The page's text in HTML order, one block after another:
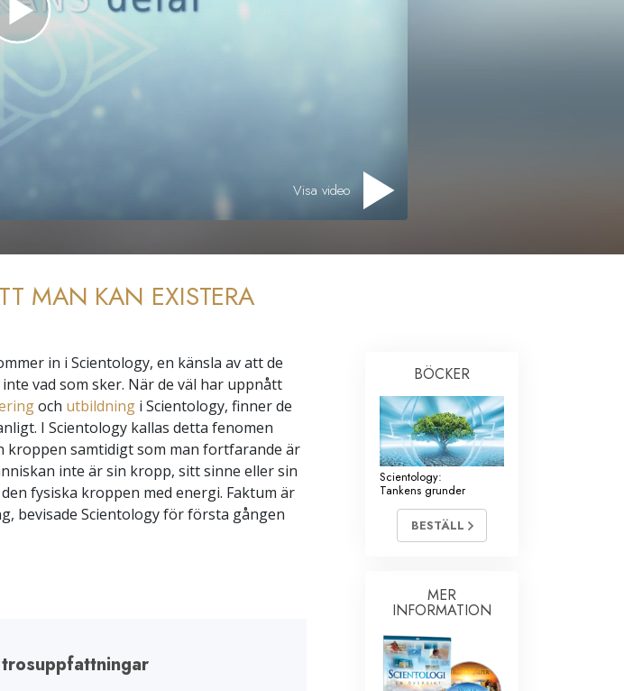
Visa video
MAN KAN EXISTERA
in i Scientology, en känsla av att de
vad som sker. När de väl har uppnått
och utbildning i Scientology, finner de
I Scientology kallas detta fenomen
kroppen samtidigt som man fortfarande är
inte är sin kropp, sitt sinne eller sin
fysiska kroppen med energi. Faktum är
bevisade Scientology för första gången
BÖCKER
Scientology:
Tankens grunder
BESTÄLL
MER
INFORMATION